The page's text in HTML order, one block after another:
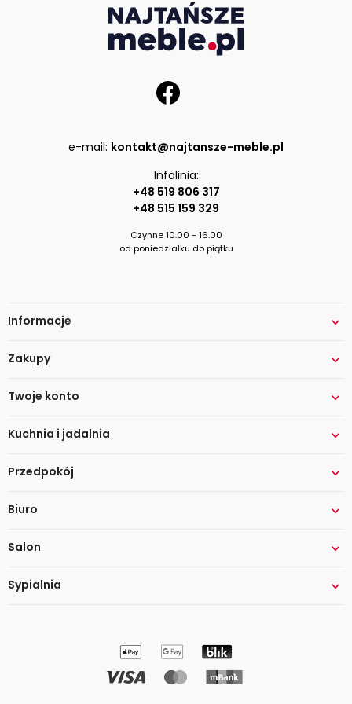
e-mail: kontakt@najtansze-meble.pl
Infolinia:
+48 519 806 317
+48 515 159 329
Czynne 10.00 - 16.00
od poniedziałku do piątku
Informacje 
Zakupy 
Twoje konto 
Kuchnia i jadalnia 
Przedpokój 
Biuro 
Salon 
Sypialnia 